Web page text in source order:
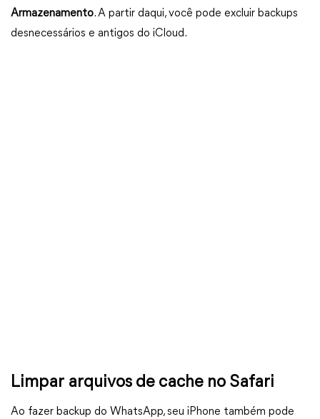
Armazenamento. A partir daqui, você pode excluir backups
desnecessários e antigos do iCloud.
Limpar arquivos de cache no Safari
Ao fazer backup do WhatsApp, seu iPhone também pode